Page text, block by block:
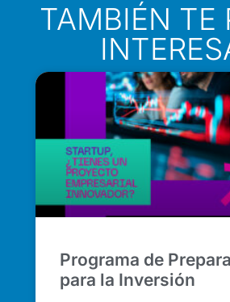
TAMBIÉN TE
Programa de
para la Inversión